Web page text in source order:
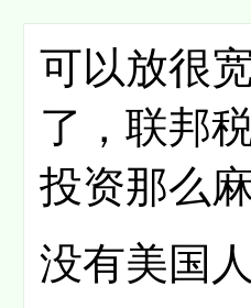
可以放很
了，联邦
投资那么麻
没有美国